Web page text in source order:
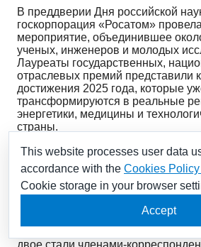
В преддверии Дня российской
госкорпорация «Росатом»
мероприятие, объединившее
ученых, инженеров и молодых
Лауреаты государственных,
отраслевых премий представили
достижения 2025 года, которые
трансформируются в реальные
энергетики, медицины и
страны.
Открывая мероприятие,
госкорпорации «Росатом»
отметил высочайший уровень
подтвержденный успехами
словам, семь сотрудников
двое стали членами-
This website processes user data
accordance with the Cookies Policy
Cookie storage in your browser
Accept